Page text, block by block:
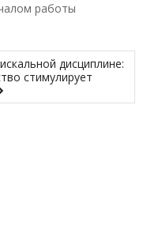
работы
дисциплине:
стимулирует